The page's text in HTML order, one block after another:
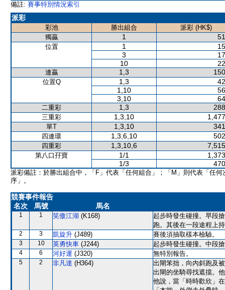
備註: 賽事特別情況索引
派彩
彩池 勝出組合
派彩 (HK$)
獨贏
1
位置 1
3
10
連贏 1,3
位置Q 1,3
1,10
3,10
二重彩 1,3
三重彩 1,3,10
單T 1,3,10
四連環 1,3,6,10
四重彩 1,3,10,6
第八口孖寶 1/1
1/3
派彩備註：於勝出組合中，「F」代表「任何組合」；「M」則代表「任何
序」。
競賽事件報告
名次
馬號 馬名
1 1 笑傲江湖 (K168)
起步時發生碰撞。早段
跑。其後在一段途程上
2 3 凱旋升 (J489) 賽後須抽取樣本檢驗。
3 10 英勇快車 (J244) 起步時發生碰撞。中段
4 6 河好運 (J320) 無特別報告。
5 2 非凡達 (H364)
出閘笨拙，向內斜跑及
出閘的坐騎尋找遮擋。
他說，當「時時歡欣」